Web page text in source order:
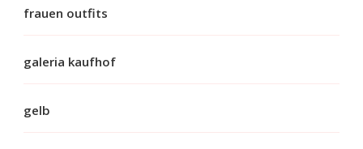
frauen outfits
galeria kaufhof
gelb